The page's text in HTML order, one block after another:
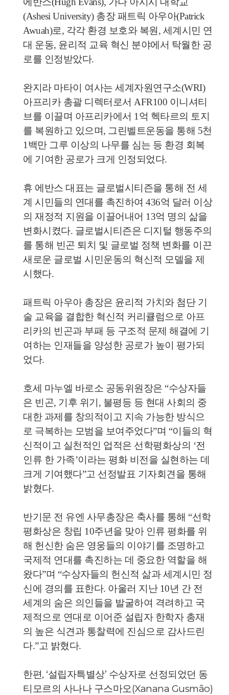
(Ashesi University) 총장 패트릭 아우아(Patrick
Awuah)로, 각각 환경 보호와 복원, 세계시민 연
대 운동, 윤리적 교육 혁신 분야에서 탁월한 공
로를 인정받았다.
완지라 마타이 여사는 세계자원연구소(WRI)
아프리카 총괄 디렉터로서 AFR100 이니셔티
브를 이끌며 아프리카에서 1억 헥타르의 토지
를 복원하고 있으며, 그린벨트운동을 통해 5천
1백만 그루 이상의 나무를 심는 등 환경 회복
에 기여한 공로가 크게 인정되었다.
휴 에반스 대표는 글로벌시티즌을 통해 전 세
계 시민들의 연대를 촉진하여 436억 달러 이상
의 재정적 지원을 이끌어내어 13억 명의 삶을
변화시켰다. 글로벌시티즌은 디지털 행동주의
를 통해 빈곤 퇴치 및 글로벌 정책 변화를 이끈
새로운 글로벌 시민운동의 혁신적 모델을 제
시했다.
패트릭 아우아 총장은 윤리적 가치와 첨단 기
술 교육을 결합한 혁신적 커리큘럼으로 아프
리카의 빈곤과 부패 등 구조적 문제 해결에 기
여하는 인재들을 양성한 공로가 높이 평가되
었다.
호세 마누엘 바로소 공동위원장은 “수상자들
은 빈곤, 기후 위기, 불평등 등 현대 사회의 중
대한 과제를 창의적이고 지속 가능한 방식으
로 극복하는 모범을 보여주었다”며 “이들의 혁
신적이고 실천적인 업적은 선학평화상의 ‘전
인류 한 가족’이라는 평화 비전을 실현하는 데
크게 기여했다”고 선정발표 기자회견을 통해
밝혔다.
반기문 전 유엔 사무총장은 축사를 통해 “선학
평화상은 창립 10주년을 맞아 인류 평화를 위
해 헌신한 숨은 영웅들의 이야기를 조명하고
국제적 연대를 촉진하는 데 중요한 역할을 해
왔다”며 “수상자들의 헌신적 삶과 세계시민 정
신에 경의를 표한다. 아울러 지난 10년 간 전
세계의 숨은 의인들을 발굴하여 격려하고 국
제적으로 연대로 이어준 설립자 한학자 총재
의 높은 식견과 통찰력에 진심으로 감사드린
다.”고 밝혔다.
한편, ‘설립자특별상’ 수상자로 선정되었던 동
티모르의 사나나 구스마오(Xanana Gusmão)